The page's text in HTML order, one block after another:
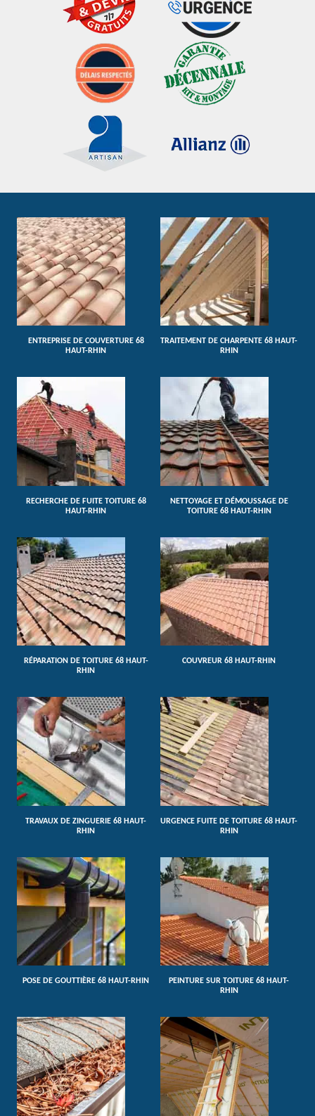
ENTREPRISE DE COUVERTURE 68
HAUT-RHIN
TRAITEMENT DE CHARPENTE 68 HAUT-
RHIN
RECHERCHE DE FUITE TOITURE 68
HAUT-RHIN
NETTOYAGE ET DÉMOUSSAGE DE
TOITURE 68 HAUT-RHIN
RÉPARATION DE TOITURE 68 HAUT-
RHIN
COUVREUR 68 HAUT-RHIN
TRAVAUX DE ZINGUERIE 68 HAUT-
RHIN
URGENCE FUITE DE TOITURE 68 HAUT-
RHIN
POSE DE GOUTTIÈRE 68 HAUT-RHIN
PEINTURE SUR TOITURE 68 HAUT-
RHIN